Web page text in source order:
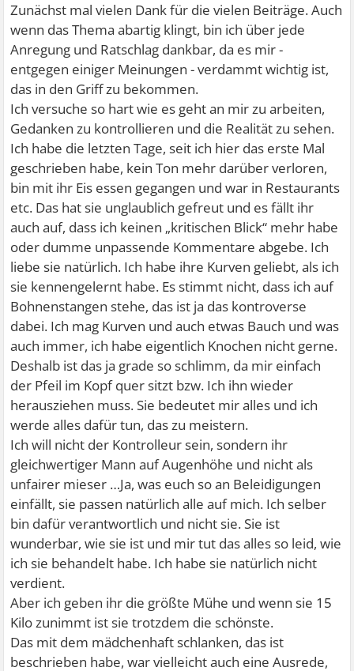
Zunächst mal vielen Dank für die vielen Beiträge. Auch
wenn das Thema abartig klingt, bin ich über jede
Anregung und Ratschlag dankbar, da es mir -
entgegen einiger Meinungen - verdammt wichtig ist,
das in den Griff zu bekommen.
Ich versuche so hart wie es geht an mir zu arbeiten,
Gedanken zu kontrollieren und die Realität zu sehen.
Ich habe die letzten Tage, seit ich hier das erste Mal
geschrieben habe, kein Ton mehr darüber verloren,
bin mit ihr Eis essen gegangen und war in Restaurants
etc. Das hat sie unglaublich gefreut und es fällt ihr
auch auf, dass ich keinen „kritischen Blick“ mehr habe
oder dumme unpassende Kommentare abgebe. Ich
liebe sie natürlich. Ich habe ihre Kurven geliebt, als ich
sie kennengelernt habe. Es stimmt nicht, dass ich auf
Bohnenstangen stehe, das ist ja das kontroverse
dabei. Ich mag Kurven und auch etwas Bauch und was
auch immer, ich habe eigentlich Knochen nicht gerne.
Deshalb ist das ja grade so schlimm, da mir einfach
der Pfeil im Kopf quer sitzt bzw. Ich ihn wieder
herausziehen muss. Sie bedeutet mir alles und ich
werde alles dafür tun, das zu meistern.
Ich will nicht der Kontrolleur sein, sondern ihr
gleichwertiger Mann auf Augenhöhe und nicht als
unfairer mieser …Ja, was euch so an Beleidigungen
einfällt, sie passen natürlich alle auf mich. Ich selber
bin dafür verantwortlich und nicht sie. Sie ist
wunderbar, wie sie ist und mir tut das alles so leid, wie
ich sie behandelt habe. Ich habe sie natürlich nicht
verdient.
Aber ich geben ihr die größte Mühe und wenn sie 15
Kilo zunimmt ist sie trotzdem die schönste.
Das mit dem mädchenhaft schlanken, das ist
beschrieben habe, war vielleicht auch eine Ausrede,